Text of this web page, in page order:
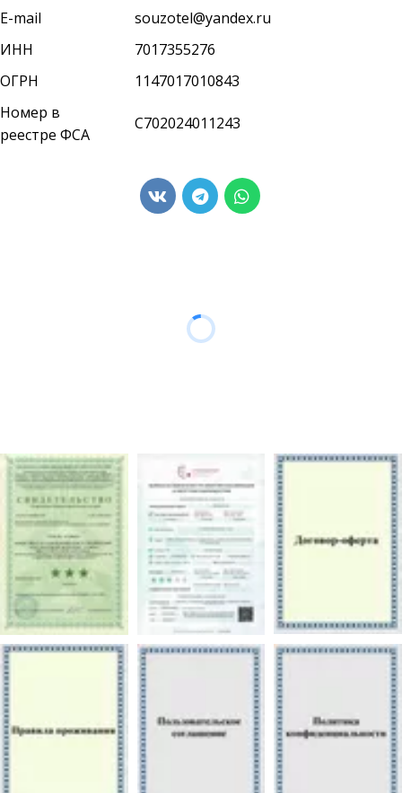
E-mail
souzotel@yandex.ru
ИНН
7017355276
ОГРН
1147017010843
Номер в
реестре ФСА
С702024011243